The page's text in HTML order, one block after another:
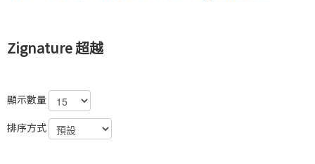
Zignature 超越
顯示數量
排序方式